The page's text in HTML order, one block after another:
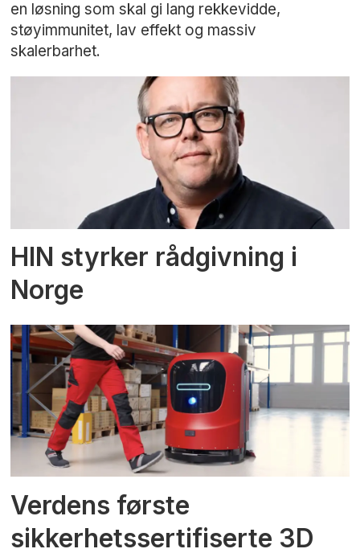
en løsning som skal gi lang rekkevidde,
støyimmunitet, lav effekt og massiv
skalerbarhet.
HIN styrker rådgivning i
Norge
Verdens første
sikkerhetssertifiserte 3D